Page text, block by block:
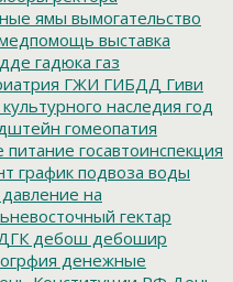
ямы вымогательство
выставка
гадюка газ
ГЖИ ГИБДД Гиви
наследия год
гомеопатия
питание госавтоинспекция
график подвоза воды
давление на
гектар
дебош дебошир
денежные